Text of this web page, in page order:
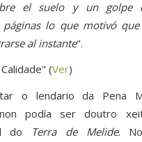
el suelo y un golpe
páginas lo que motivó
al instante".
(Ver)
o lendario da Pena
podía ser doutro
do Terra de Melide.